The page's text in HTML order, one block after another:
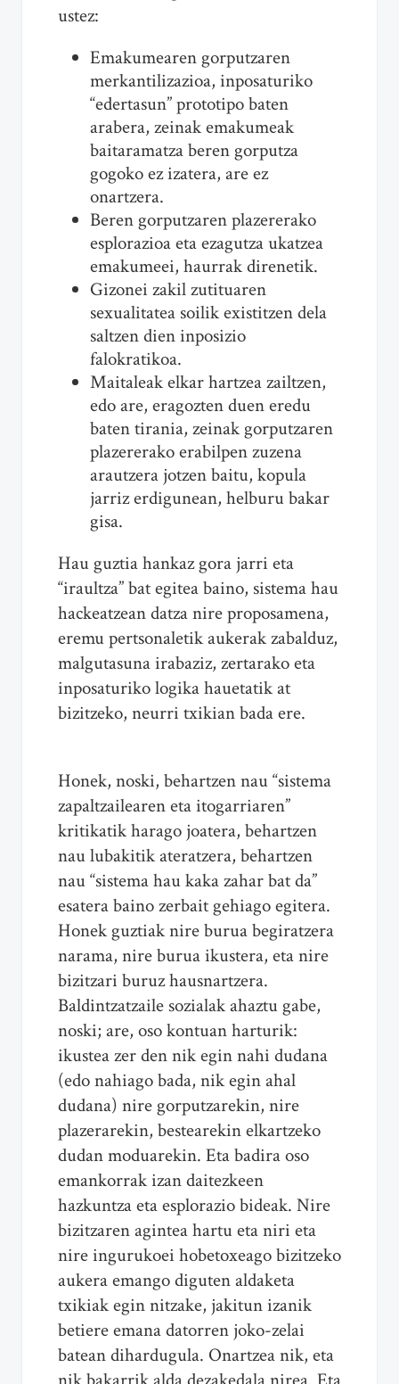
ustez:
Emakumearen gorputzaren
merkantilizazioa, inposaturiko
“edertasun” prototipo baten
arabera, zeinak emakumeak
baitaramatza beren gorputza
gogoko ez izatera, are ez
onartzera.
Beren gorputzaren plazererako
esplorazioa eta ezagutza ukatzea
emakumeei, haurrak direnetik.
Gizonei zakil zutituaren
sexualitatea soilik existitzen dela
saltzen dien inposizio
falokratikoa.
Maitaleak elkar hartzea zailtzen,
edo are, eragozten duen eredu
baten tirania, zeinak gorputzaren
plazererako erabilpen zuzena
arautzera jotzen baitu, kopula
jarriz erdigunean, helburu bakar
gisa.
Hau guztia hankaz gora jarri eta
“iraultza” bat egitea baino, sistema hau
hackeatzean datza nire proposamena,
eremu pertsonaletik aukerak zabalduz,
malgutasuna irabaziz, zertarako eta
inposaturiko logika hauetatik at
bizitzeko, neurri txikian bada ere.
Honek, noski, behartzen nau “sistema
zapaltzailearen eta itogarriaren”
kritikatik harago joatera, behartzen
nau lubakitik ateratzera, behartzen
nau “sistema hau kaka zahar bat da”
esatera baino zerbait gehiago egitera.
Honek guztiak nire burua begiratzera
narama, nire burua ikustera, eta nire
bizitzari buruz hausnartzera.
Baldintzatzaile sozialak ahaztu gabe,
noski; are, oso kontuan harturik:
ikustea zer den nik egin nahi dudana
(edo nahiago bada, nik egin ahal
dudana) nire gorputzarekin, nire
plazerarekin, bestearekin elkartzeko
dudan moduarekin. Eta badira oso
emankorrak izan daitezkeen
hazkuntza eta esplorazio bideak. Nire
bizitzaren agintea hartu eta niri eta
nire ingurukoei hobetoxeago bizitzeko
aukera emango diguten aldaketa
txikiak egin nitzake, jakitun izanik
betiere emana datorren joko-zelai
batean dihardugula. Onartzea nik, eta